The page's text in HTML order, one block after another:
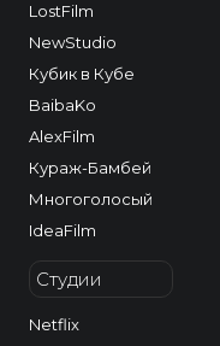
LostFilm
NewStudio
Кубик в Кубе
BaibaKo
AlexFilm
Кураж-Бамбей
Многоголосый
IdeaFilm
Студии
Netflix